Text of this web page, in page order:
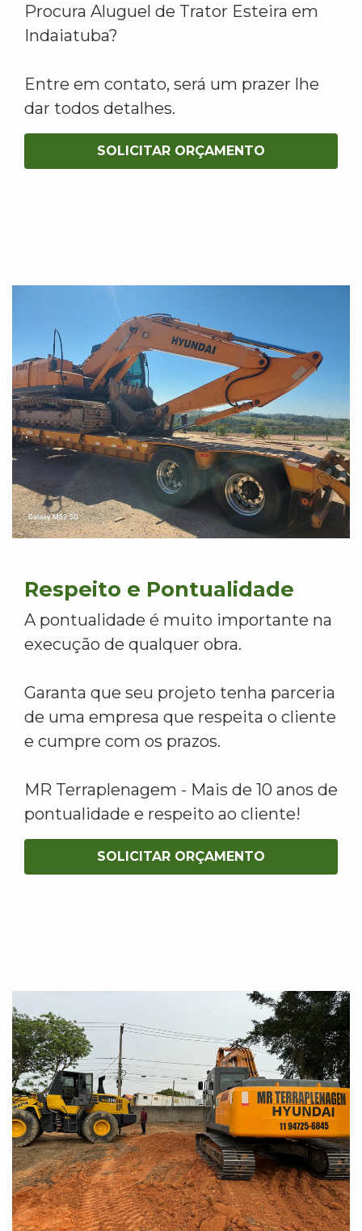
Procura Aluguel de Trator Esteira em
Indaiatuba?
Entre em contato, será um prazer lhe
dar todos detalhes.
SOLICITAR ORÇAMENTO
Respeito e Pontualidade
A pontualidade é muito importante na
execução de qualquer obra.
Garanta que seu projeto tenha parceria
de uma empresa que respeita o cliente
e cumpre com os prazos.
MR Terraplenagem - Mais de 10 anos de
pontualidade e respeito ao cliente!
SOLICITAR ORÇAMENTO